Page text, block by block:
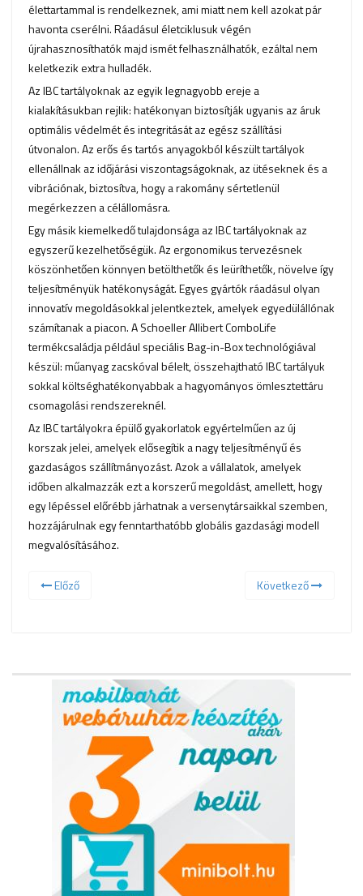
élettartammal is rendelkeznek, ami miatt nem kell azokat pár
havonta cserélni. Ráadásul életciklusuk végén
újrahasznosíthatók majd ismét felhasználhatók, ezáltal nem
keletkezik extra hulladék.
Az IBC tartályoknak az egyik legnagyobb ereje a
kialakításukban rejlik: hatékonyan biztosítják ugyanis az áruk
optimális védelmét és integritását az egész szállítási
útvonalon. Az erős és tartós anyagokból készült tartályok
ellenállnak az időjárási viszontagságoknak, az ütéseknek és a
vibrációnak, biztosítva, hogy a rakomány sértetlenül
megérkezzen a célállomásra.
Egy másik kiemelkedő tulajdonsága az IBC tartályoknak az
egyszerű kezelhetőségük. Az ergonomikus tervezésnek
köszönhetően könnyen betölthetők és leüríthetők, növelve így
teljesítményük hatékonyságát. Egyes gyártók ráadásul olyan
innovatív megoldásokkal jelentkeztek, amelyek egyedülállónak
számítanak a piacon. A Schoeller Allibert ComboLife
termékcsaládja például speciális Bag-in-Box technológiával
készül: műanyag zacskóval bélelt, összehajtható IBC tartályuk
sokkal költséghatékonyabbak a hagyományos ömlesztettáru
csomagolási rendszereknél.
Az IBC tartályokra épülő gyakorlatok egyértelműen az új
korszak jelei, amelyek elősegítik a nagy teljesítményű és
gazdaságos szállítmányozást. Azok a vállalatok, amelyek
időben alkalmazzák ezt a korszerű megoldást, amellett, hogy
egy lépéssel előrébb járhatnak a versenytársaikkal szemben,
hozzájárulnak egy fenntarthatóbb globális gazdasági modell
megvalósításához.
Előző Következő